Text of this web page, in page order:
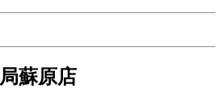
蘇原店